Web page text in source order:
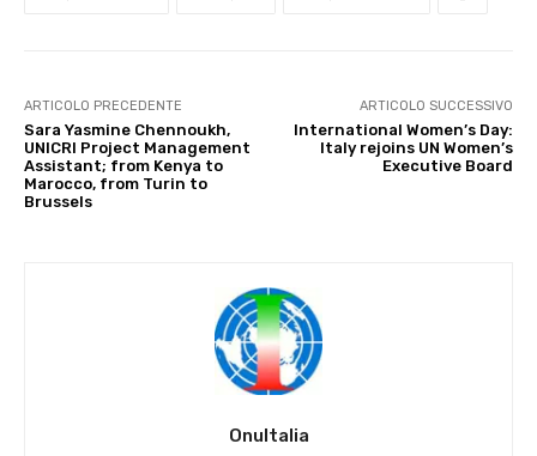
ARTICOLO PRECEDENTE
Sara Yasmine Chennoukh,
UNICRI Project Management
Assistant; from Kenya to
Marocco, from Turin to
Brussels
ARTICOLO SUCCESSIVO
International Women’s Day:
Italy rejoins UN Women’s
Executive Board
OnuItalia